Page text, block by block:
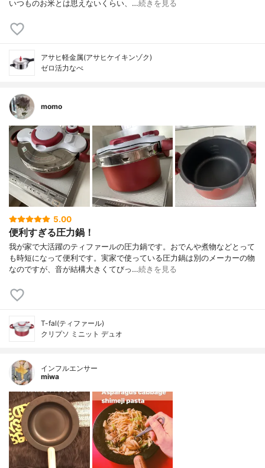
いつものお米とは思えないくらい、…続きを見る
アサヒ軽金属(アサヒケイキンゾク)
ゼロ活力なべ
momo
5.00
便利すぎる圧力鍋！
我が家で大活躍のティファールの圧力鍋です。おでんや煮物などとって
も時短になって便利です。実家で使っている圧力鍋は別のメーカーの物
なのですが、音が結構大きくてびっ…続きを見る
T-fal(ティファール)
クリプソ ミニット デュオ
インフルエンサー
miwa